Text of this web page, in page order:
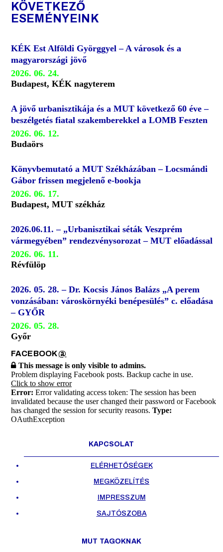
KÖVETKEZŐ
ESEMÉNYEINK
KÉK Est Alföldi Györggyel – A városok és a
magyarországi jövő
2026. 06. 24.
Budapest, KÉK nagyterem
A jövő urbanisztikája és a MUT következő 60 éve –
beszélgetés fiatal szakemberekkel a LOMB Feszten
2026. 06. 12.
Budaörs
Könyvbemutató a MUT Székházában – Locsmándi
Gábor frissen megjelenő e-bookja
2026. 06. 17.
Budapest, MUT székház
2026.06.11. – „Urbanisztikai séták Veszprém
vármegyében” rendezvénysorozat – MUT előadással
2026. 06. 11.
Révfülöp
2026. 05. 28. – Dr. Kocsis János Balázs „A perem
vonzásában: városkörnyéki benépesülés” c. előadása
– GYŐR
2026. 05. 28.
Győr
FACEBOOK@
This message is only visible to admins.
Problem displaying Facebook posts. Backup cache in use.
Click to show error
Error: Error validating access token: The session has been
invalidated because the user changed their password or Facebook
has changed the session for security reasons. Type:
OAuthException
KAPCSOLAT
ELÉRHETŐSÉGEK
MEGKÖZELÍTÉS
IMPRESSZUM
SAJTÓSZOBA
MUT TAGOKNAK